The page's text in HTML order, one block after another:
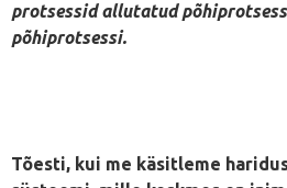
protsessid allutatud
põhiprotsessi.
Tõesti, kui me käsitleme